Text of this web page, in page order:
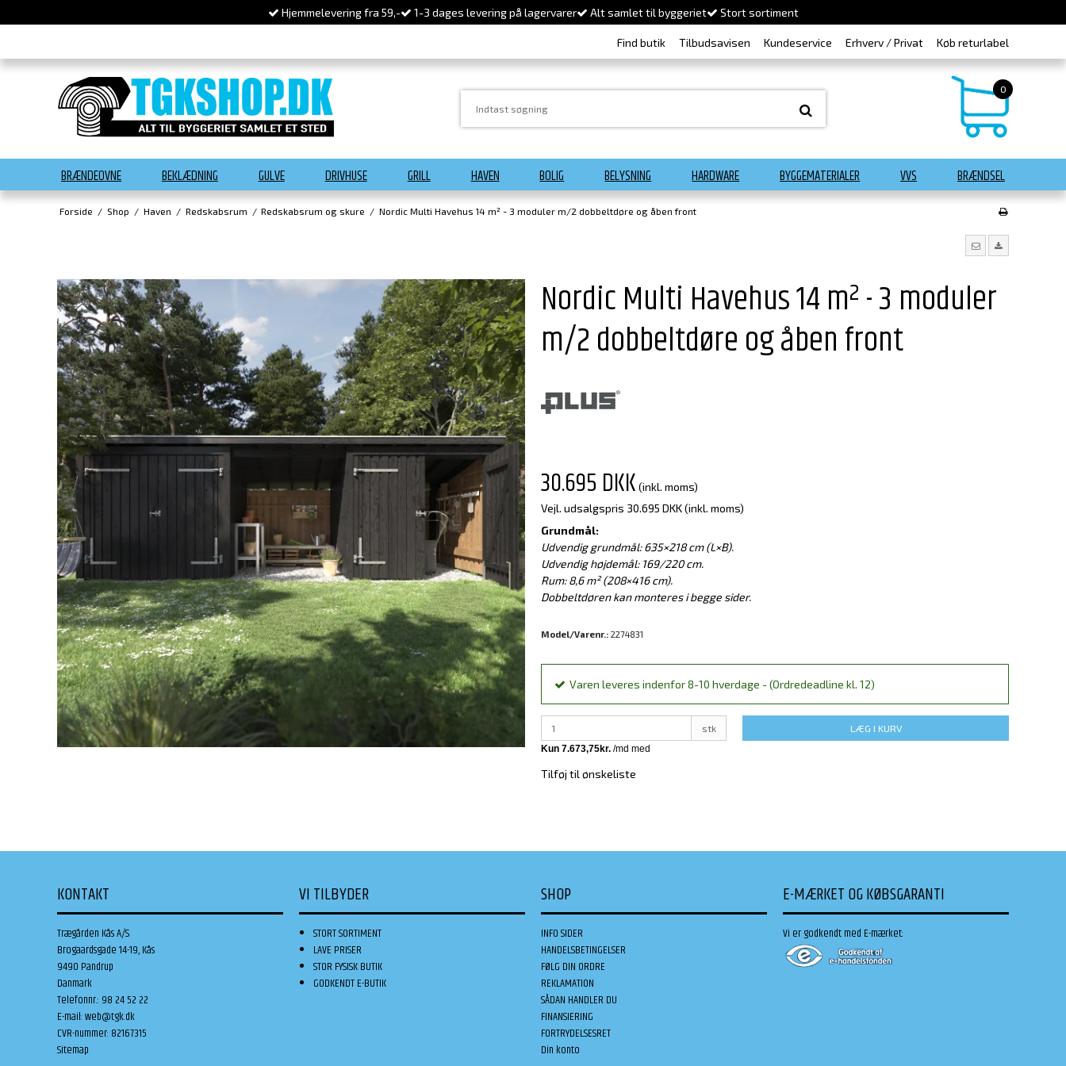
Hjemmelevering fra 59,- 1-3 dages levering på lagervarer Alt samlet til byggeriet Stort sortiment
Find butik Tilbudsavisen Kundeservice Erhverv / Privat Køb returlabel
0
BRÆNDEOVNE BEKLÆDNING GULVE DRIVHUSE GRILL HAVEN BOLIG BELYSNING HARDWARE BYGGEMATERIALER VVS BRÆNDSEL
Forside / Shop / Haven / Redskabsrum / Redskabsrum og skure / Nordic Multi Havehus 14 m² - 3 moduler m/2 dobbeltdøre og åben front
Nordic Multi Havehus 14 m² - 3 moduler
m/2 dobbeltdøre og åben front
30.695 DKK (inkl. moms)
Vejl. udsalgspris 30.695 DKK(inkl. moms)
Grundmål:
Udvendig grundmål: 635×218 cm (L×B).
Udvendig højdemål: 169/220 cm.
Rum: 8,6 m² (208×416 cm).
Dobbeltdøren kan monteres i begge sider.
Model/Varenr.: 2274831
Varen leveres indenfor 8-10 hverdage - (Ordredeadline kl. 12)
stk LÆG I KURV
Tilføj til ønskeliste
KONTAKT
Trægården Kås A/S
Brogaardsgade 14-19, Kås
9490 Pandrup
Danmark
Telefonnr.: 98 24 52 22
E-mail:web@tgk.dk
CVR-nummer: 82167315
Sitemap
VI TILBYDER
STORT SORTIMENT
LAVE PRISER
STOR FYSISK BUTIK
GODKENDT E-BUTIK
SHOP
INFO SIDER
HANDELSBETINGELSER
FØLG DIN ORDRE
REKLAMATION
SÅDAN HANDLER DU
FINANSIERING
FORTRYDELSESRET
Din konto
E-MÆRKET OG KØBSGARANTI
Vi er godkendt med E-mærket: